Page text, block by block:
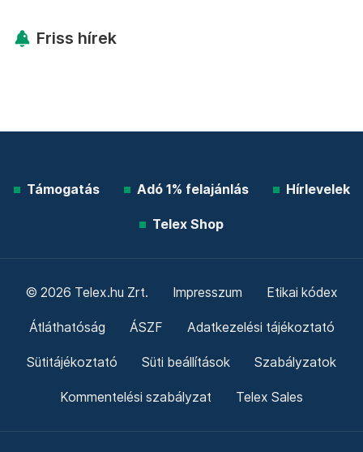
Friss hírek
Támogatás Adó 1% felajánlás Hírlevelek
Telex Shop
© 2026 Telex.hu Zrt. Impresszum Etikai kódex
Átláthatóság ÁSZF Adatkezelési tájékoztató
Sütitájékoztató Süti beállítások Szabályzatok
Kommentelési szabályzat Telex Sales